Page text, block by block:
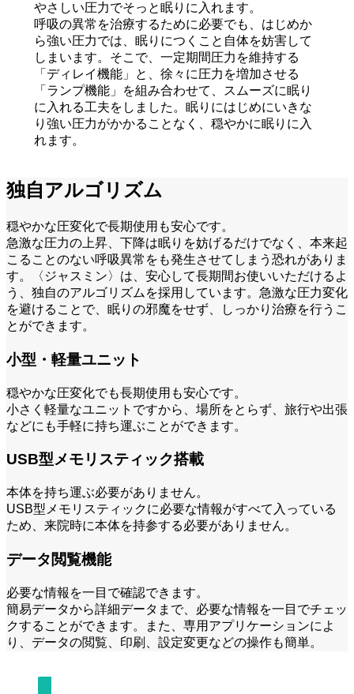
やさしい圧力でそっと眠りに入れます。
呼吸の異常を治療するために必要でも、はじめか
ら強い圧力では、眠りにつくこと自体を妨害して
しまいます。そこで、一定期間圧力を維持する
「ディレイ機能」と、徐々に圧力を増加させる
「ランプ機能」を組み合わせて、スムーズに眠り
に入れる工夫をしました。眠りにはじめにいきな
り強い圧力がかかることなく、穏やかに眠りに入
れます。
独自アルゴリズム
穏やかな圧変化で長期使用も安心です。
急激な圧力の上昇、下降は眠りを妨げるだけでなく、本来起
こることのない呼吸異常をも発生させてしまう恐れがありま
す。〈ジャスミン〉は、安心して長期間お使いいただけるよ
う、独自のアルゴリズムを採用しています。急激な圧力変化
を避けることで、眠りの邪魔をせず、しっかり治療を行うこ
とができます。
小型・軽量ユニット
穏やかな圧変化でも長期使用も安心です。
小さく軽量なユニットですから、場所をとらず、旅行や出張
などにも手軽に持ち運ぶことができます。
USB型メモリスティック搭載
本体を持ち運ぶ必要がありません。
USB型メモリスティックに必要な情報がすべて入っている
ため、来院時に本体を持参する必要がありません。
データ閲覧機能
必要な情報を一目で確認できます。
簡易データから詳細データまで、必要な情報を一目でチェッ
クすることができます。また、専用アプリケーションによ
り、データの閲覧、印刷、設定変更などの操作も簡単。